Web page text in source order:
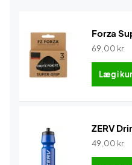
Forza
69,00 kr.
Læg i
ZERV
49,00 kr.